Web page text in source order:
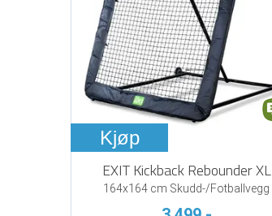
Kjøp
EXIT Kickback Rebounder XL
164x164 cm Skudd-/Fotballvegg